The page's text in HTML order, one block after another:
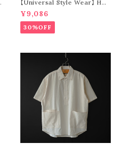
【Universal Style Wear】 HAV
-A-HANK bandanna patchw
ork short pants (charcoal)
¥9,086
30%OFF